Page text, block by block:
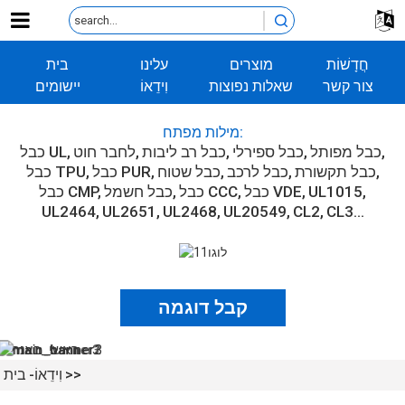
בית עלינו מוצרים
חֲדָשׁוֹת
יישומים
וִידֵאוֹ שאלות נפוצות צור קשר
מילות מפתח:
כבל UL לחבר חוט כבל רב ליבות כבל ספירלי כבל מפותל
כבל TPU
כבל PUR כבל שטוח כבל לרכב כבל תקשורת
כבל CMP כבל חשמל כבל CCC כבל VDE UL1015
UL2464 UL2651 UL2468 UL20549 CL2 CL3...
קבל דוגמה
בית וִידֵאוֹ